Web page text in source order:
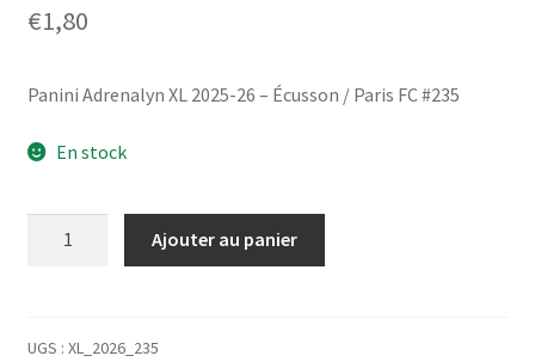
€1,80
Panini Adrenalyn XL 2025-26 – Écusson / Paris FC #235
En stock
XL
Ajouter au panier
UGS : XL_2026_235